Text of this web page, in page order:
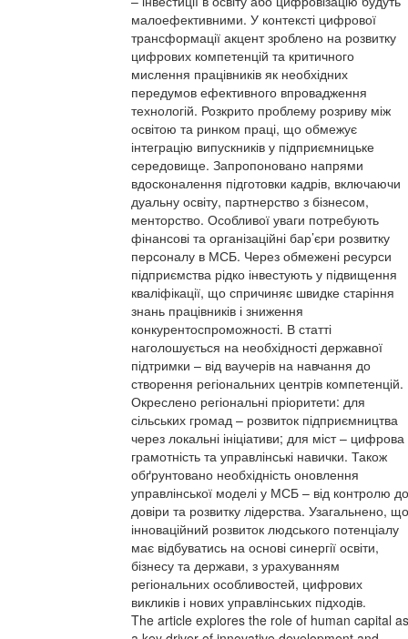
малоефективними. У контексті цифрової
трансформації акцент зроблено на розвитку
цифрових компетенцій та критичного
мислення працівників як необхідних
передумов ефективного впровадження
технологій. Розкрито проблему розриву між
освітою та ринком праці, що обмежує
інтеграцію випускників у підприємницьке
середовище. Запропоновано напрями
вдосконалення підготовки кадрів, включаючи
дуальну освіту, партнерство з бізнесом,
менторство. Особливої уваги потребують
фінансові та організаційні бар’єри розвитку
персоналу в МСБ. Через обмежені ресурси
підприємства рідко інвестують у підвищення
кваліфікації, що спричиняє швидке старіння
знань працівників і зниження
конкурентоспроможності. В статті
наголошується на необхідності державної
підтримки – від ваучерів на навчання до
створення регіональних центрів компетенцій.
Окреслено регіональні пріоритети: для
сільських громад – розвиток підприємництва
через локальні ініціативи; для міст – цифрова
грамотність та управлінські навички. Також
обґрунтовано необхідність оновлення
управлінської моделі у МСБ – від контролю до
довіри та розвитку лідерства. Узагальнено, що
інноваційний розвиток людського потенціалу
має відбуватись на основі синергії освіти,
бізнесу та держави, з урахуванням
регіональних особливостей, цифрових
викликів і нових управлінських підходів.
The article explores the role of human capital as